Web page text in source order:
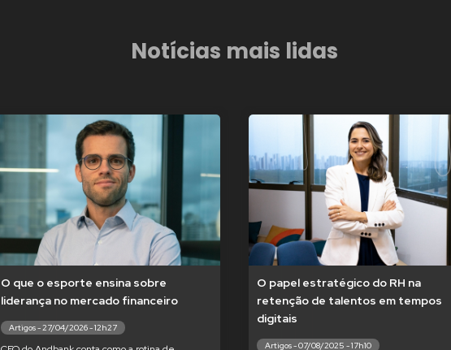
Notícias mais lidas
O que o esporte ensina sobre
liderança no mercado financeiro
Artigos - 27/04/2026 - 12h27
O papel estratégico do RH na
retenção de talentos em tempos
digitais
Artigos - 07/08/2025 - 17h10